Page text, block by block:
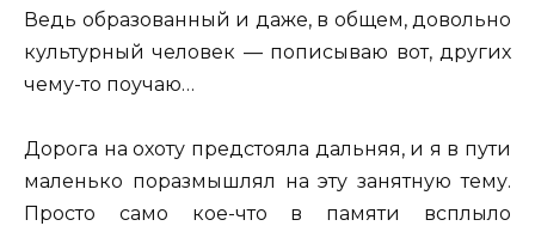
Ведь образованный и даже, в общем, довольно
культурный человек — пописываю вот, других
чему-то поучаю…
Дорога на охоту предстояла дальняя, и я в пути
маленько поразмышлял на эту занятную тему.
Просто само кое-что в памяти всплыло